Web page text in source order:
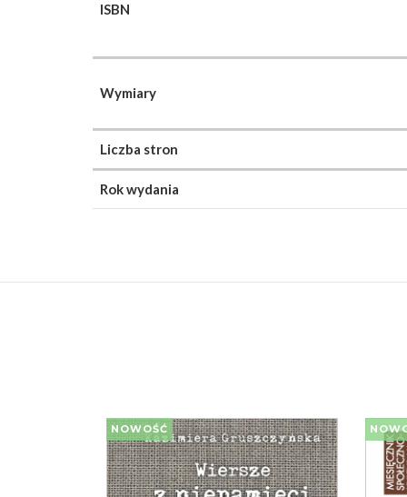
ISBN
Wymiary
Liczba stron
Rok wydania
NOWOŚĆ